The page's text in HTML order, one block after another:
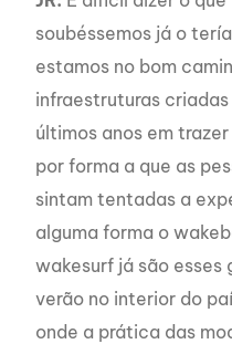
soubéssemos já o
estamos no bom
infraestruturas
últimos anos em
por forma a que as
sintam tentadas a
alguma forma o
wakesurf já são esses
verão no interior do
onde a prática das